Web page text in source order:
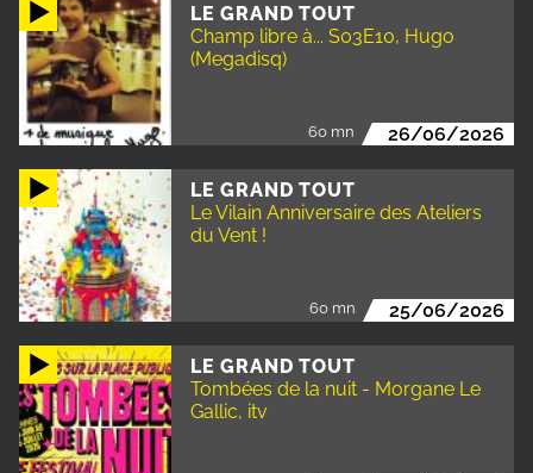
LE GRAND TOUT
Champ libre à... S03E10, Hugo
(Megadisq)
60 mn 26/06/2026
LE GRAND TOUT
Le Vilain Anniversaire des Ateliers
du Vent !
60 mn 25/06/2026
LE GRAND TOUT
Tombées de la nuit - Morgane Le
Gallic, itv